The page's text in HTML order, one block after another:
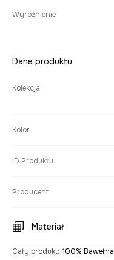
Wyróżnienie
Dane produktu
Kolekcja
Kolor
ID Produktu
Producent
Materiał
Cały produkt: 100% Bawełna